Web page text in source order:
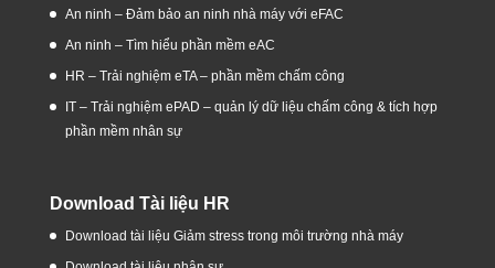
An ninh – Đảm bảo an ninh nhà máy với eFAC
An ninh – Tìm hiểu phần mềm eAC
HR – Trải nghiệm eTA – phần mềm chấm công
IT – Trải nghiệm ePAD – quản lý dữ liệu chấm công & tích hợp
phần mềm nhân sự
Download Tài liệu HR
Download tài liệu Giảm stress trong môi trường nhà máy